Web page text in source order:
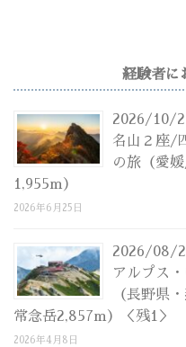
経験者に
2026/10/
名山２座/
の旅（愛
1,955m）
2026年6月25日
2026/08/
アルプス
（長野県
常念岳2,857m）＜残1＞
2026年4月8日